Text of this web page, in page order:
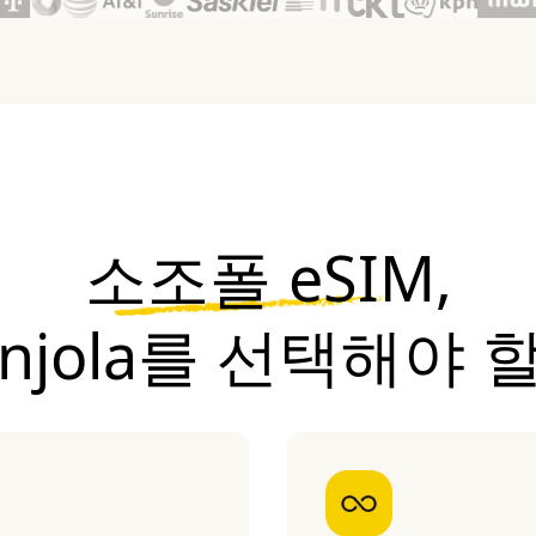
소조폴 eSIM,
를 선택해야